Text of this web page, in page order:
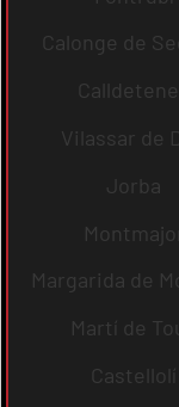
Calonge de
Vilassar de
Jorba
Margarida de
Martí de
Castellolí